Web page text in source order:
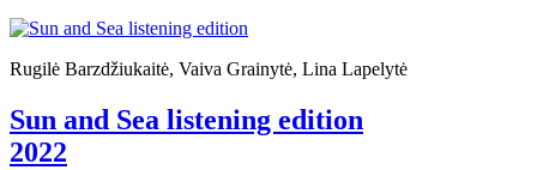
Collezione
Accessibilità
Educazione
Educazione
News
Dipartimento
Rugilė Barzdžiukaitė, Vaiva Grainytė, Lina Lapelytė
Sun and Sea listening edition
2022